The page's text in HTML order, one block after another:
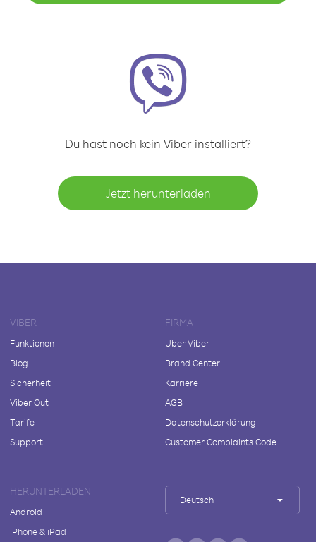
Du hast noch kein Viber installiert?
Jetzt herunterladen
VIBER
Funktionen
Blog
Sicherheit
Viber Out
Tarife
Support
FIRMA
Über Viber
Brand Center
Karriere
AGB
Datenschutzerklärung
Customer Complaints Code
HERUNTERLADEN
Android
iPhone & iPad
Deutsch